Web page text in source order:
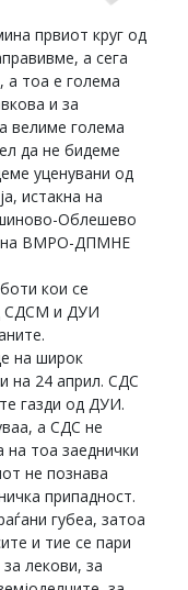
првиот круг од
а сега
а тоа е голема
и за
велиме голема
да не бидеме
уценувани од
истакна на
Облешево
на ВМРО-ДПМНЕ
кои се
СДСМ и ДУИ
на широк
на 24 април. СДС
газди од ДУИ.
а СДС не
на тоа заеднички
не познава
припадност.
губеа, затоа
и тие се пари
лекови, за